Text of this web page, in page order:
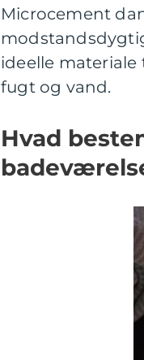
Microcement
ideelle
fugt og vand.
Hvad